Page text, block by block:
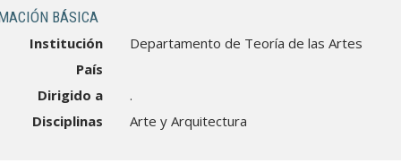
BÁSICA
Institución
Departamento de Teoría de las Artes
País
Dirigido a
.
Disciplinas
Arte y Arquitectura